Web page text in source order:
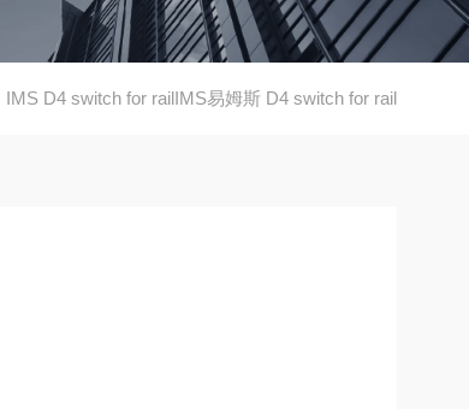
IMS D4 switch for railIMS易姆斯 D4 switch for rail